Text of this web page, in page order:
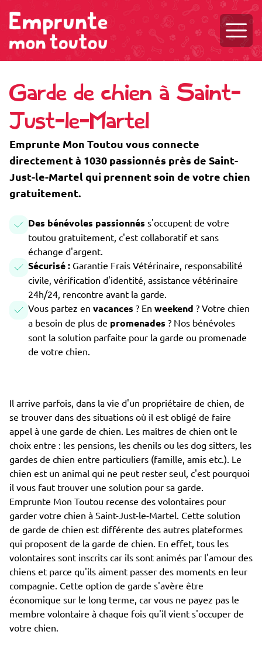
Garde de chien à Saint-
Just-le-Martel
Emprunte Mon Toutou vous connecte
directement à 1030 passionnés près de Saint-
Just-le-Martel qui prennent soin de votre chien
gratuitement.
Des bénévoles passionnés s'occupent de votre
toutou gratuitement, c'est collaboratif et sans
échange d'argent.
Sécurisé : Garantie Frais Vétérinaire, responsabilité
civile, vérification d'identité, assistance vétérinaire
24h/24, rencontre avant la garde.
Vous partez en vacances ? En weekend ? Votre chien
a besoin de plus de promenades ? Nos bénévoles
sont la solution parfaite pour la garde ou promenade
de votre chien.
Il arrive parfois, dans la vie d'un propriétaire de chien, de
se trouver dans des situations où il est obligé de faire
appel à une garde de chien. Les maîtres de chien ont le
choix entre : les pensions, les chenils ou les dog sitters, les
gardes de chien entre particuliers (famille, amis etc.). Le
chien est un animal qui ne peut rester seul, c'est pourquoi
il vous faut trouver une solution pour sa garde.
Emprunte Mon Toutou recense des volontaires pour
garder votre chien à Saint-Just-le-Martel. Cette solution
de garde de chien est différente des autres plateformes
qui proposent de la garde de chien. En effet, tous les
volontaires sont inscrits car ils sont animés par l'amour des
chiens et parce qu'ils aiment passer des moments en leur
compagnie. Cette option de garde s'avère être
économique sur le long terme, car vous ne payez pas le
membre volontaire à chaque fois qu'il vient s'occuper de
votre chien.